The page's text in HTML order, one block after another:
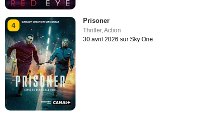
4
Prisoner
Thriller,Action
30 avril 2026 sur Sky One